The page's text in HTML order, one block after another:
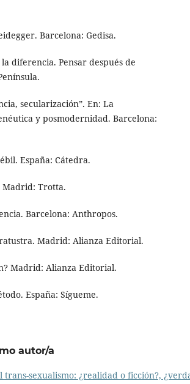
Barcelona: Gedisa.
diferencia. Pensar después de
secularización”. En: La
y posmodernidad. Barcelona:
España: Cátedra.
Madrid: Trotta.
Barcelona: Anthropos.
Madrid: Alianza Editorial.
Madrid: Alianza Editorial.
España: Sígueme.
autor/a
trans-sexualismo: ¿realidad o ficción?,